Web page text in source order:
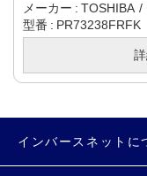
メーカー TOSHIBA
型番
PR73238FRFK
インバースネットに